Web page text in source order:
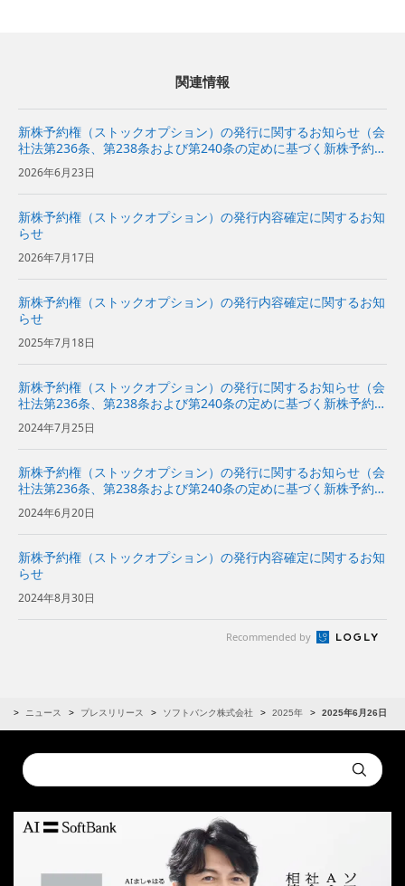
関連情報
新株予約権（ストックオプション）の発行に関するお知らせ（会
社法第236条、第238条および第240条の定めに基づく新株予約権
の発行）
2026年6月23日
新株予約権（ストックオプション）の発行内容確定に関するお知
らせ
2026年7月17日
新株予約権（ストックオプション）の発行内容確定に関するお知
らせ
2025年7月18日
新株予約権（ストックオプション）の発行に関するお知らせ（会
社法第236条、第238条および第240条の定めに基づく新株予約権
の発行）
2024年7月25日
新株予約権（ストックオプション）の発行に関するお知らせ（会
社法第236条、第238条および第240条の定めに基づく新株予約権
の発行）
2024年6月20日
新株予約権（ストックオプション）の発行内容確定に関するお知
らせ
2024年8月30日
Recommended by
ニュース プレスリリース ソフトバンク株式会社 2025年 2025年6月26日
Conduct
a
Submit